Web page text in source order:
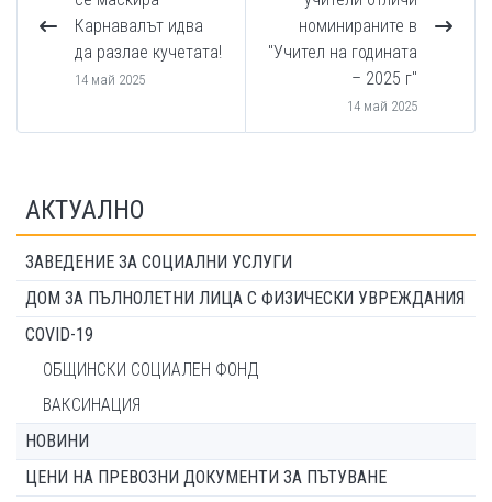
Карнавалът идва
да разлае кучетата!
14 май 2025
номинираните в
"Учител на годината
– 2025 г"
14 май 2025
АКТУАЛНО
ЗАВЕДЕНИЕ ЗА СОЦИАЛНИ УСЛУГИ
ДОМ ЗА ПЪЛНОЛЕТНИ ЛИЦА С ФИЗИЧЕСКИ УВРЕЖДАНИЯ
COVID-19
ОБЩИНСКИ СОЦИАЛЕН ФОНД
ВАКСИНАЦИЯ
НОВИНИ
ЦЕНИ НА ПРЕВОЗНИ ДОКУМЕНТИ ЗА ПЪТУВАНЕ